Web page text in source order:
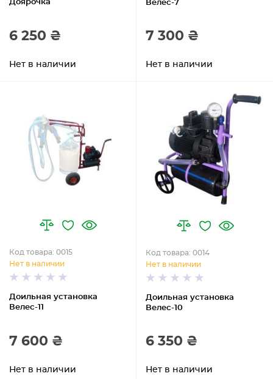
Доярочка
6 250 ₴
Нет в наличии
Велес-7
7 300 ₴
Нет в наличии
Доильная установка
Велес-11
Код товара: 0015
Нет в наличии
7 600 ₴
Нет в наличии
Доильная установка
Велес-10
Код товара: 0014
Нет в наличии
6 350 ₴
Нет в наличии